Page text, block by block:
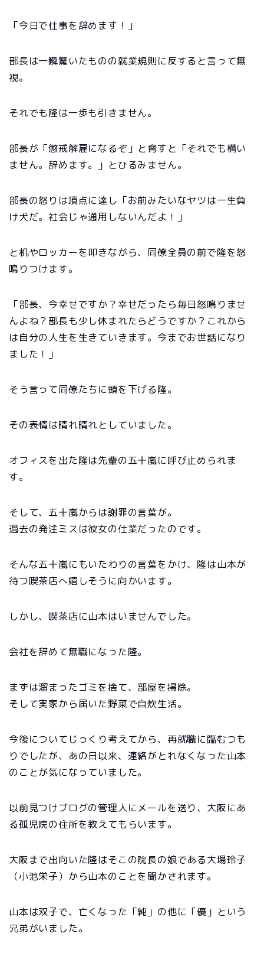
「今日で仕事を辞めます！」
部長は一瞬驚いたものの就業規則に反すると言って無
視。
それでも隆は一歩も引きません。
部長が「懲戒解雇になるぞ」と脅すと「それでも構い
ません。辞めます。」とひるみません。
部長の怒りは頂点に達し「お前みたいなヤツは一生負
け犬だ。社会じゃ通用しないんだよ！」
と机やロッカーを叩きながら、同僚全員の前で隆を怒
鳴りつけます。
「部長、今幸せですか？幸せだったら毎日怒鳴りませ
んよね？部長も少し休まれたらどうですか？これから
は自分の人生を生きていきます。今までお世話になり
ました！」
そう言って同僚たちに頭を下げる隆。
その表情は晴れ晴れとしていました。
オフィスを出た隆は先輩の五十嵐に呼び止められま
す。
そして、五十嵐からは謝罪の言葉が。
過去の発注ミスは彼女の仕業だったのです。
そんな五十嵐にもいたわりの言葉をかけ、隆は山本が
待つ喫茶店へ嬉しそうに向かいます。
しかし、喫茶店に山本はいませんでした。
会社を辞めて無職になった隆。
まずは溜まったゴミを捨て、部屋を掃除。
そして実家から届いた野菜で自炊生活。
今後についてじっくり考えてから、再就職に臨むつも
りでしたが、あの日以来、連絡がとれなくなった山本
のことが気になっていました。
以前見つけブログの管理人にメールを送り、大阪にあ
る孤児院の住所を教えてもらいます。
大阪まで出向いた隆はそこの院長の娘である大場玲子
（小池栄子）から山本のことを聞かされます。
山本は双子で、亡くなった「純」の他に「優」という
兄弟がいました。